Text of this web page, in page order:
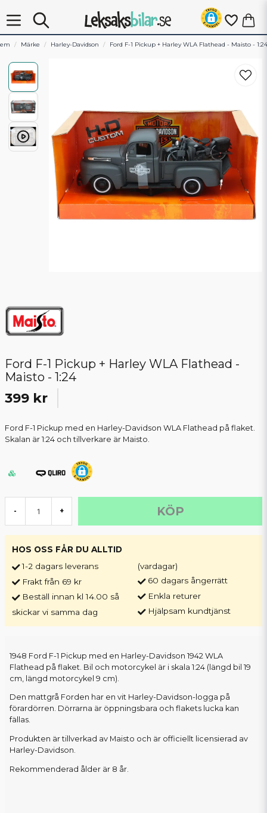
Märke Harley-Davidson Ford F-1 Pickup + Harley WLA Flathead - Maisto - 1:24
Ford F-1 Pickup + Harley WLA Flathead -
Maisto - 1:24
399 kr
Ford F-1 Pickup med en Harley-Davidson WLA Flathead på flaket.
Skalan är 1:24 och tillverkare är Maisto.
- + KÖP
HOS OSS FÅR DU ALLTID
1-2 dagars leverans
Frakt från 69 kr
Beställ innan kl 14.00 så
skickar vi samma dag
(vardagar)
60 dagars ångerrätt
Enkla returer
Hjälpsam kundtjänst
1948 Ford F-1 Pickup med en Harley-Davidson 1942 WLA
Flathead på flaket. Bil och motorcykel är i skala 1:24 (längd bil 19
cm, längd motorcykel 9 cm).
Den mattgrå Forden har en vit Harley-Davidson-logga på
förardörren. Dörrarna är öppningsbara och flakets lucka kan
fällas.
Produkten är tillverkad av Maisto och är officiellt licensierad av
Harley-Davidson.
Rekommenderad ålder är 8 år.